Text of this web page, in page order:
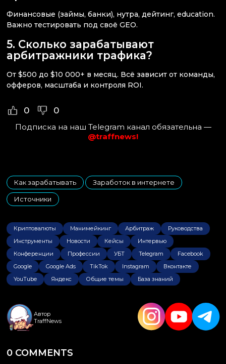
Финансовые (займы, банки), нутра, дейтинг, education.
Важно тестировать под своё GEO.
5. Сколько зарабатывают
арбитражники трафика?
От $500 до $10 000+ в месяц. Всё зависит от команды,
офферов, масштаба и контроля ROI.
0 0
Подписка на наш Telegram канал обязательна —
@traffnews!
Как зарабатывать
,
Заработок в интернете
, Источники
Криптовалюты Манимейкинг Арбитраж
Руководства
Инструменты
Новости Кейсы
Интервью
Конференции
Профессии УБТ Telegram
Facebook
Google
Google Ads TikTok Instagram
Вконтакте
YouTube
Яндекс Общие темы База знаний
Автор
TraffNews
0 COMMENTS